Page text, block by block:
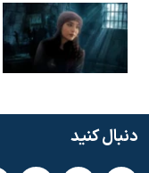
دنبال کنید